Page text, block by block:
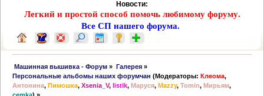
Новости:
Легкий и простой способ помочь любимому форуму.
Все СП нашего форума.
Машинная вышивка - Форум » Галерея»
Персональные альбомы наших форумчан (Модераторы:Клеома,
Антонина,Пимошка,Xsenia_V,listik,Маруся,Mazzy,Tomin,Мирьям,